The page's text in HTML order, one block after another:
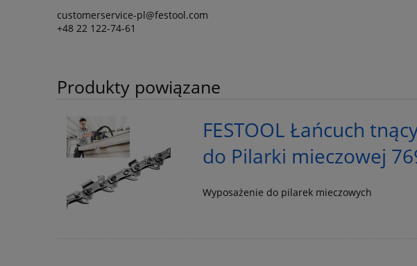
customerservice-pl@festool.com
+48 22 122-74-61
Produkty powiązane
FESTOOL Łańcuch
do Pilarki mieczowej
Wyposażenie do pilarek mieczowych